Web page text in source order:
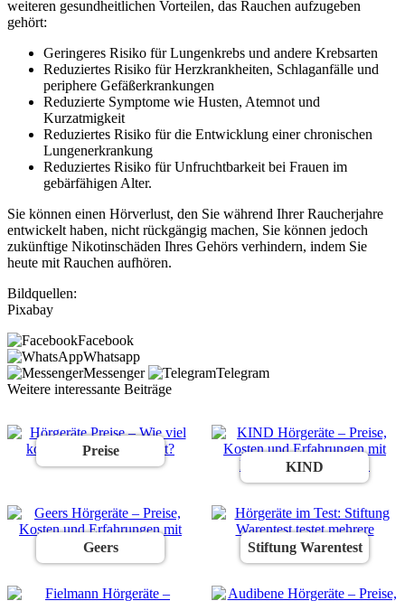
weiteren gesundheitlichen Vorteilen, das Rauchen aufzugeben
gehört:
Geringeres Risiko für Lungenkrebs und andere Krebsarten
Reduziertes Risiko für Herzkrankheiten, Schlaganfälle und
periphere Gefäßerkrankungen
Reduzierte Symptome wie Husten, Atemnot und
Kurzatmigkeit
Reduziertes Risiko für die Entwicklung einer chronischen
Lungenerkrankung
Reduziertes Risiko für Unfruchtbarkeit bei Frauen im
gebärfähigen Alter.
Sie können einen Hörverlust, den Sie während Ihrer Raucherjahre
entwickelt haben, nicht rückgängig machen, Sie können jedoch
zukünftige Nikotinschäden Ihres Gehörs verhindern, indem Sie
heute mit Rauchen aufhören.
Bildquellen:
Pixabay
Facebook
Whatsapp
Messenger
Telegram
Weitere interessante Beiträge
Preise
KIND
Geers Stiftung Warentest